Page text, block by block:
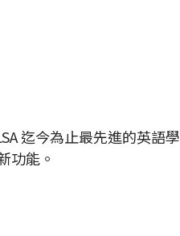
迄今為止最先進的英語
功能。